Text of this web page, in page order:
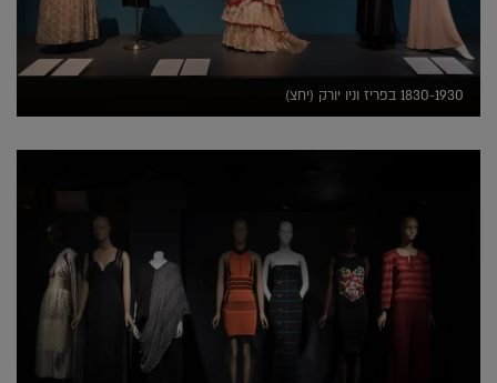
1830-1930 בפריז וניו יורק (יחצ)